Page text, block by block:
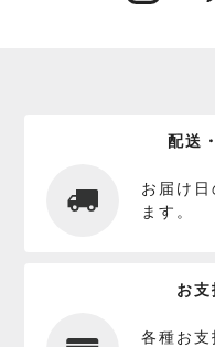
配送
お届け
ます。
お支
各種お支